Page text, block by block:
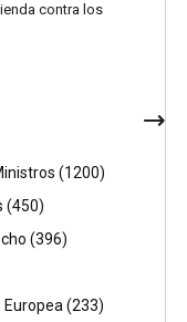
contra los
(1200)
(450)
(396)
Europea (233)